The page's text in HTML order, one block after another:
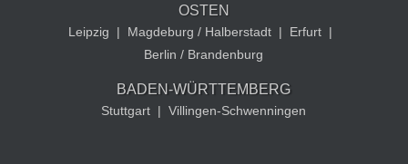
OSTEN
Leipzig | Magdeburg / Halberstadt | Erfurt |
Berlin / Brandenburg
BADEN-WÜRTTEMBERG
Stuttgart | Villingen-Schwenningen